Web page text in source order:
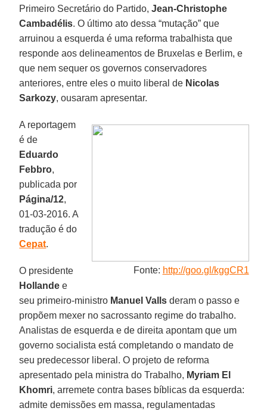
Primeiro Secretário do Partido,Jean-Christophe
Cambadélis. O último ato dessa “mutação” que
arruinou a esquerda é uma reforma trabalhista que
responde aos delineamentos de Bruxelas e Berlim, e
que nem sequer os governos conservadores
anteriores, entre eles o muito liberal de Nicolas
Sarkozy, ousaram apresentar.
Fonte: http://goo.gl/kggCR1
A reportagem
é de
Eduardo
Febbro,
publicada por
Página/12,
01-03-2016. A
tradução é do
Cepat.
O presidente
Hollande e
seu primeiro-ministro Manuel Valls deram o passo e
propõem mexer no sacrossanto regime do trabalho.
Analistas de esquerda e de direita apontam que um
governo socialista está completando o mandato de
seu predecessor liberal. O projeto de reforma
apresentado pela ministra do Trabalho, Myriam El
Khomri, arremete contra bases bíblicas da esquerda:
admite demissões em massa, regulamentadas